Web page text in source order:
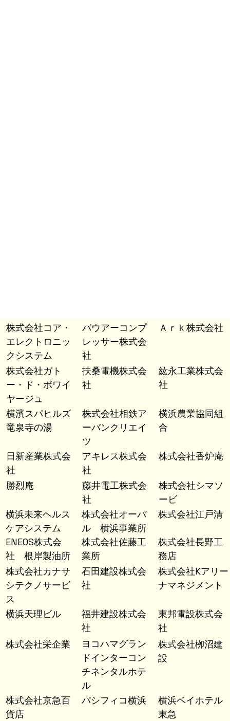
株式会社コア・
エレクトロニッ
クシステム
バウアーコンプ
レッサー株式会
社
Ａｒｋ株式会社
株式会社ガト
ー・ド・ボワイ
ヤージュ
扶桑電機株式会
社
紘永工業株式会
社
横濱スパヒルズ
竜泉寺の湯
株式会社相鉄ア
ーバンクリエイ
ツ
横浜農業協同組
合
日新産業株式会
社
アキレス株式会
社
株式会社香炉庵
勝烈庵
藤井電工株式会
社
株式会社シマソ
ービ
横浜未来ヘルス
ケアシステム
株式会社オーバ
ル 横浜事業所
株式会社江戸清
ENEOS株式会
社 根岸製油所
株式会社佐藤工
業所
株式会社長野工
務店
株式会社カナサ
シテクノサービ
ス
石田建設株式会
社
株式会社Kアリー
ナマネジメント
横浜天理ビル
福井建設株式会
社
東邦電設株式会
社
株式会社栄企業
ヨコハマグラン
ドインターコン
チネンタルホテ
ル
株式会社栁沼建
設
株式会社京急百
貨店
パシフィコ横浜
横浜ベイホテル
東急